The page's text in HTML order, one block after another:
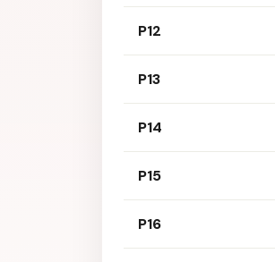
P12
P13
P14
P15
P16